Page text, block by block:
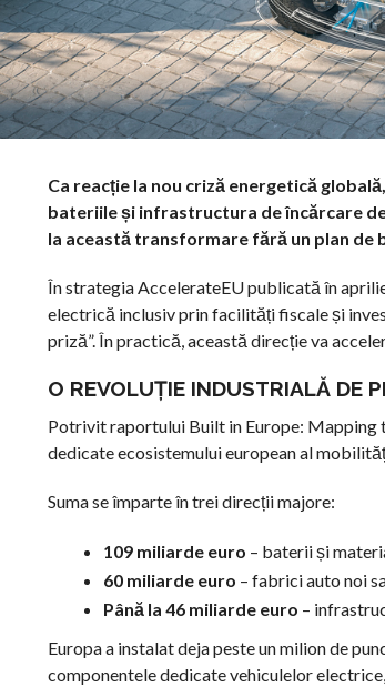
Ca reacție la nou criză energetică
bateriile și infrastructura de încărcare
la această transformare fără un plan de
În strategia AccelerateEU publicată în
electrică inclusiv prin facilități fiscale și
priză”. În practică, această direcție va
O REVOLUȚIE INDUSTRIALĂ DE
Potrivit raportului Built in Europe: Mapping
dedicate ecosistemului european al
Suma se împarte în trei direcții majore:
109 miliarde euro – baterii și
60 miliarde euro – fabrici auto noi
Până la 46 miliarde euro –
Europa a instalat deja peste un milion de
componentele dedicate vehiculelor